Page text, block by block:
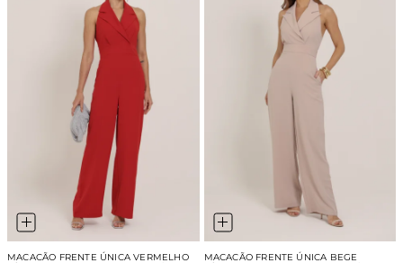
MACACÃO FRENTE ÚNICA VERMELHO
MACACÃO FRENTE ÚNICA BEGE